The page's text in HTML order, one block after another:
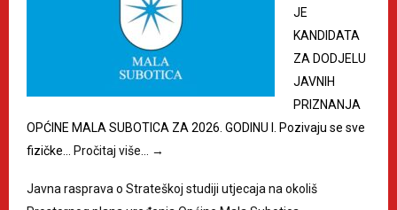
JE
KANDIDATA
ZA DODJELU
JAVNIH
PRIZNANJA
OPĆINE MALA SUBOTICA ZA 2026. GODINU I. Pozivaju se sve
fizičke…
Pročitaj više… →
Javna rasprava o Strateškoj studiji utjecaja na okoliš